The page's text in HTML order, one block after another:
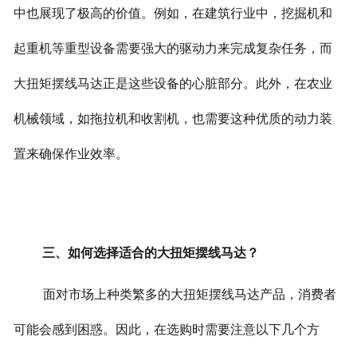
中也展现了极高的价值。例如，在建筑行业中，挖掘机和
起重机等重型设备需要强大的驱动力来完成复杂任务，而
大扭矩摆线马达正是这些设备的心脏部分。此外，在农业
机械领域，如拖拉机和收割机，也需要这种优质的动力装
置来确保作业效率。
三、如何选择适合的大扭矩摆线马达？
面对市场上种类繁多的大扭矩摆线马达产品，消费者
可能会感到困惑。因此，在选购时需要注意以下几个方